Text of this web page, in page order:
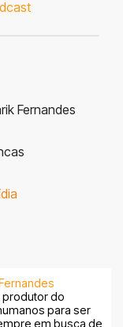
Fernandes
produtor do
para ser
em busca de